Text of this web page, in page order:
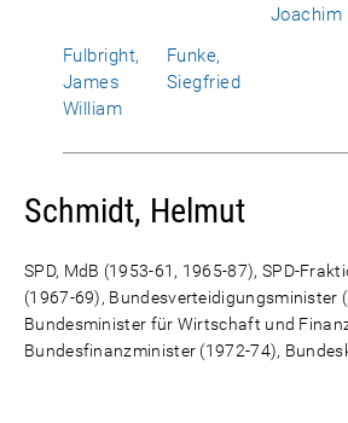
Joachim
Fulbright,
James
William
Funke,
Siegfried
Schmidt, Helmut
SPD, MdB (1953-61, 1965-87), SPD-
(1967-69), Bundesverteidigungsminister
Bundesminister für Wirtschaft und
Bundesfinanzminister (1972-74),